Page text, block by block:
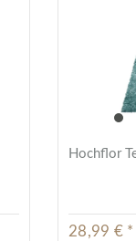
Hochflor
28,99 € *